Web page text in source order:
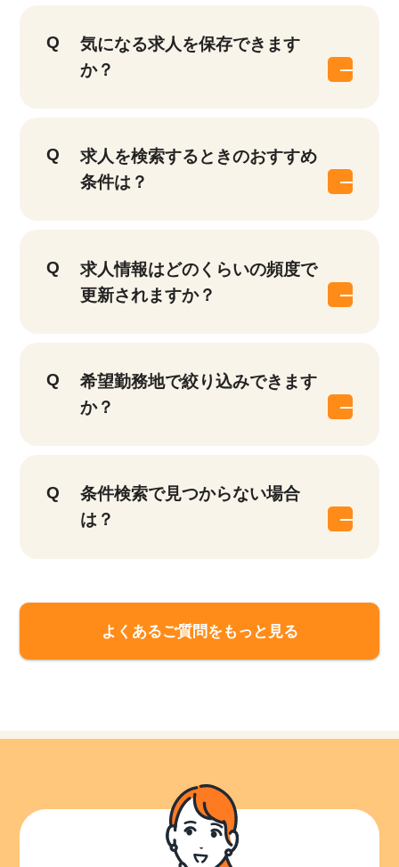
気になる求人を保存できます
か？
求人を検索するときのおすすめ
条件は？
求人情報はどのくらいの頻度で
更新されますか？
希望勤務地で絞り込みできます
か？
条件検索で見つからない場合
は？
よくあるご質問をもっと見る